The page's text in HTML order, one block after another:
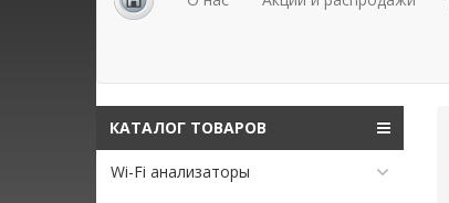
КАТАЛОГ ТОВАРОВ
Wi-Fi анализаторы